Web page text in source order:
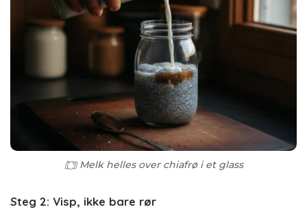
Melk helles over chiafrø i et glass
Steg 2: Visp, ikke bare rør